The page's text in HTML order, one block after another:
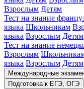
Взрослым Детям
Тест на знание
языка Школьникам
языка Взрослым Детям
Тест на знание
Взрослым
языка Взрослым Детям
Международные
Подготовка к ЕГЭ, ОГЭ